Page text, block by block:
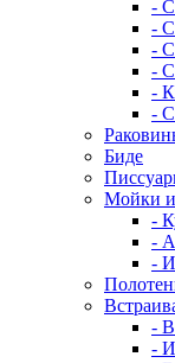
-
-
-
-
-
-
Биде
Мойки и
-
-
-
-
-